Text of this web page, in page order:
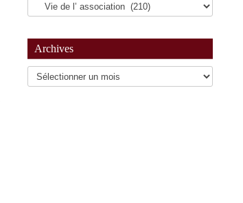
Archives
Archives